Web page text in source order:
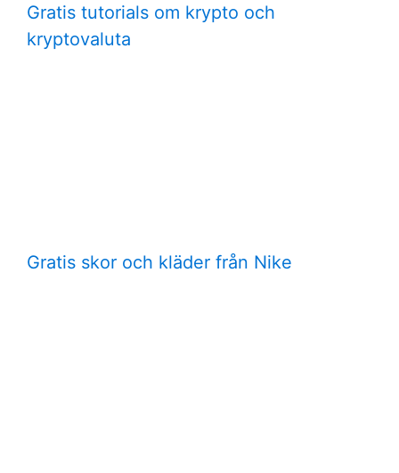
Gratis tutorials om krypto och
kryptovaluta
Gratis skor och kläder från Nike